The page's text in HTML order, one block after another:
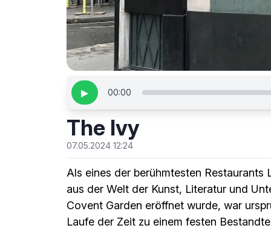
▶ 00:00
The Ivy
07.05.2024 12:24
Als eines der berühmtesten
aus der Welt der Kunst, Literatur und
Covent Garden eröffnet wurde, war
Laufe der Zeit zu einem festen